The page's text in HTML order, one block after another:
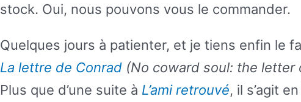
stock. Oui, nous pouvons vous le commander.
Quelques jours à patienter, et je tiens enfin le
La lettre de Conrad(No coward soul: the letter
Plus que d’une suite à L’ami retrouvé, il s’agit